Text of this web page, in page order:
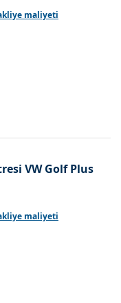
maliyeti
VW Golf Plus
maliyeti